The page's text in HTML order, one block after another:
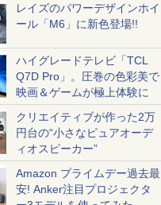
レイズのパワーデザインホイ
ール「M6」に新色登場!!
ハイグレードテレビ「TCL
Q7D Pro」。圧巻の色彩美で
映画＆ゲームが極上体験に
クリエイティブが作った2万
円台の“小さなピュアオーデ
ィオスピーカー”
Amazon プライムデー過去最
安! Anker注目プロジェクタ